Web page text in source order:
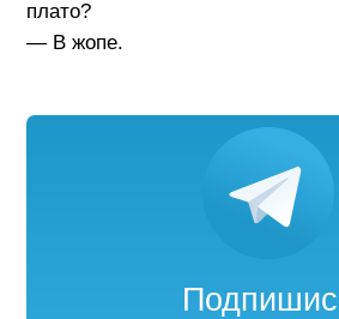
плато?
— В жопе.